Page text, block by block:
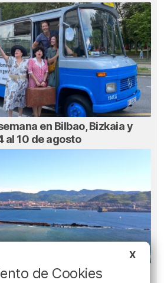
en Bilbao, Bizkaia y
al 10 de agosto
en Bizkaia: subida
X
de Cookies